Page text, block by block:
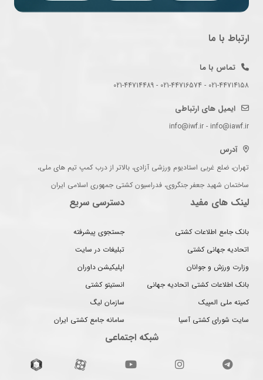
ارتباط با ما
تماس با ما
021-44714158 - 021-44716574 - 021-44714489
ایمیل های ارتباطی
info@iwf.ir - info@iawf.ir
آدرس
تهران، ضلع غربی استادیوم ورزشی آزادی، بالاتر از درب کمپ تیم های ملی،
ساختمان شهید جعفر جنگروی، فدراسیون کشتی جمهوری اسلامی ایران
لینک های مفید
بانک جامع اطلاعات کشتی
اتحادیه جهانی کشتی
وزارت ورزش و جوانان
بانک اطلاعات کشتی اتحادیه جهانی
کمیته ملی المپیک
سایت شورای کشتی آسیا
دسترسی سریع
جستجوی پیشرفته
تبلیغات در سایت
اپلیکیشن داوران
انستیتو کشتی
سازمان لیگ
سامانه جامع کشتی ایران
شبکه اجتماعی